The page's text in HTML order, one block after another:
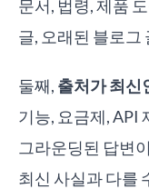
문서, 법령, 제품
글, 오래된 블로그
둘째, 출처가 최신
기능, 요금제, API
그라운딩된 답변
최신 사실과 다를